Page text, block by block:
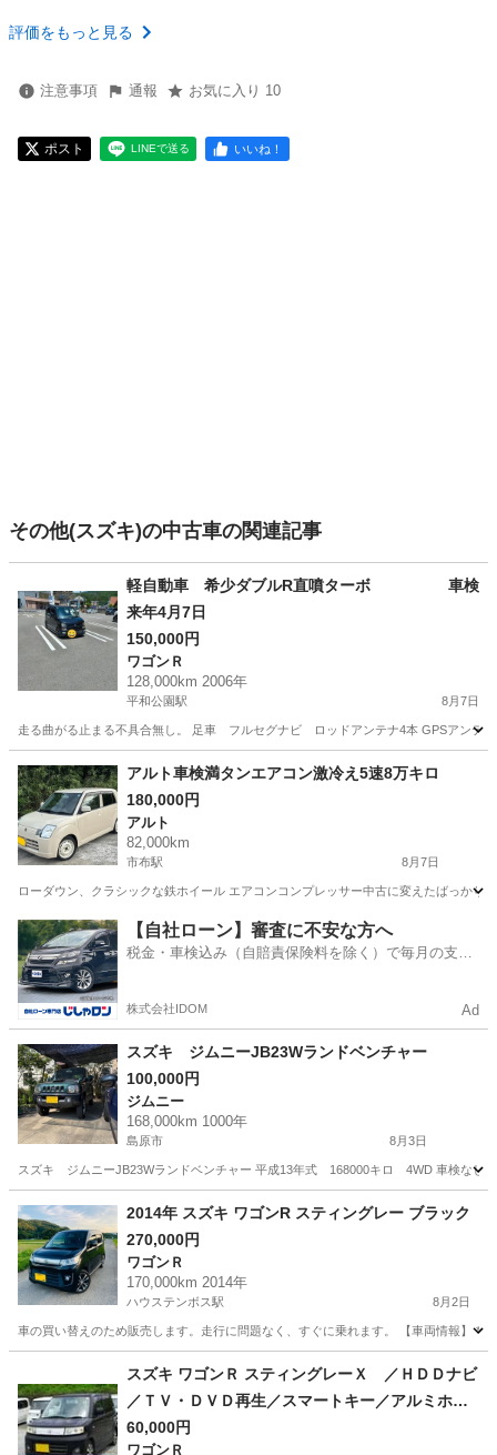
評価をもっと見る
注意事項 通報 お気に入り 10
ポスト LINEで送る いいね！
その他(スズキ)の中古車の関連記事
軽自動車 希少ダブルR直噴ターボ 車検
来年4月7日
150,000円
ワゴンＲ
128,000km 2006年
平和公園駅 8月7日
走る曲がる止まる不具合無し。 足車 フルセグナビ ロッドアンテナ4本 GPSアン
長崎 長崎市 平和公園駅 インテークチャンバー
アルト車検満タンエアコン激冷え5速8万キロ
180,000円
アルト
82,000km
市布駅 8月7日
ローダウン、クラシックな鉄ホイール エアコンコンプレッサー中古に変えたばっか
長崎 諫早市 市布駅 アルト
【自社ローン】審査に不安な方へ
税金・車検込み（自賠責保険料を除く）で毎月の支払
株式会社IDOM Ad
スズキ ジムニーJB23Wランドベンチャー
100,000円
ジムニー
168,000km 1000年
島原市 8月3日
スズキ ジムニーJB23Wランドベンチャー 平成13年式 168000キロ 4WD 車検なし
長崎 島原市 ジムニー
2014年 スズキ ワゴンR スティングレー ブラック
270,000円
ワゴンＲ
170,000km 2014年
ハウステンボス駅 8月2日
車の買い替えのため販売します。走行に問題なく、すぐに乗れます。 【車両情報】 *
ハウステンボス駅 ワゴンＲ
スズキ ワゴンＲ スティングレーＸ ／ＨＤＤナビ
／ＴＶ・ＤＶＤ再生／スマートキー／アルミホイ
ール／ＨＩＤライト／盗難防止／電格ミラー／タ
60,000円
ワゴンＲ